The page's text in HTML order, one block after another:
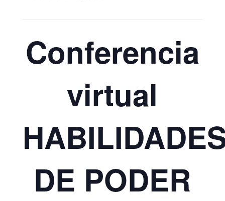
Conferencia
virtual
DE PODER